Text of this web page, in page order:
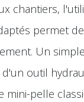
chantiers,
permet
Un
outil
mini-pelle